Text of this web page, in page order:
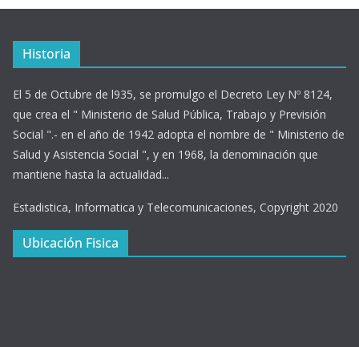
Historia
El 5 de Octubre de l935, se promulgo el Decreto Ley Nº 8124,
que crea el " Ministerio de Salud Pública, Trabajo y Previsión
Social ".- en el año de 1942 adopta el nombre de " Ministerio de
Salud y Asistencia Social ", y en 1968, la denominación que
mantiene hasta la actualidad...
Estadistica, Informatica y Telecomunicaciones, Copyright 2020
Ubicación Fisica